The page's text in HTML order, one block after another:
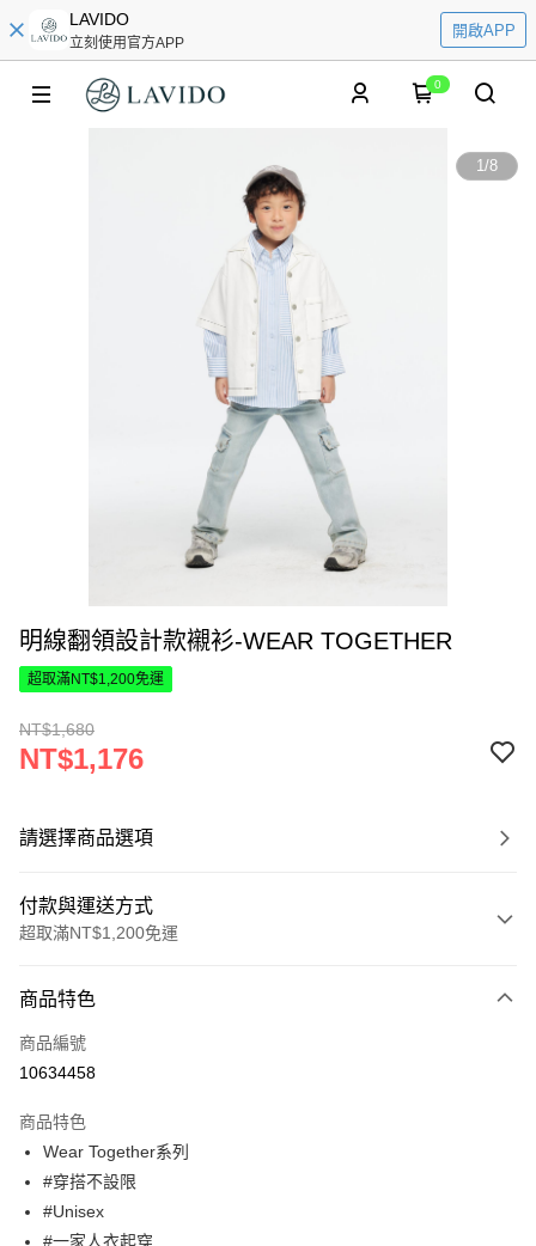
LAVIDO
立刻使用官方APP
開啟APP
0
1/8
明線翻領設計款襯衫-WEAR TOGETHER
超取滿NT$1,200免運
NT$1,680
NT$1,176
請選擇商品選項
付款與運送方式
超取滿NT$1,200免運
信用卡一次付款
超商取貨付款
街口支付
悠遊付
大哥付你分期
商品特色
商品編號
10634458
商品特色
Wear Together系列
#穿搭不設限
#Unisex
#一家人衣起穿